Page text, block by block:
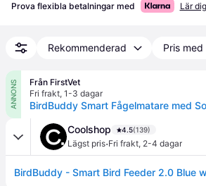
Prova flexibla betalningar med Lär
Rekommenderad Pris
ANNONS
Från FirstVet
Fri frakt, 1-3 dagar
Coolshop 4.5(139)
Lägst pris·Fri frakt, 2-4 dagar